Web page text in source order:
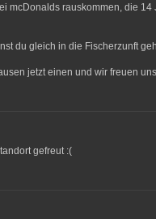
mcDonalds rauskommen, die 14
du gleich in die Fischerzunft
jetzt einen und wir freuen
gefreut :(